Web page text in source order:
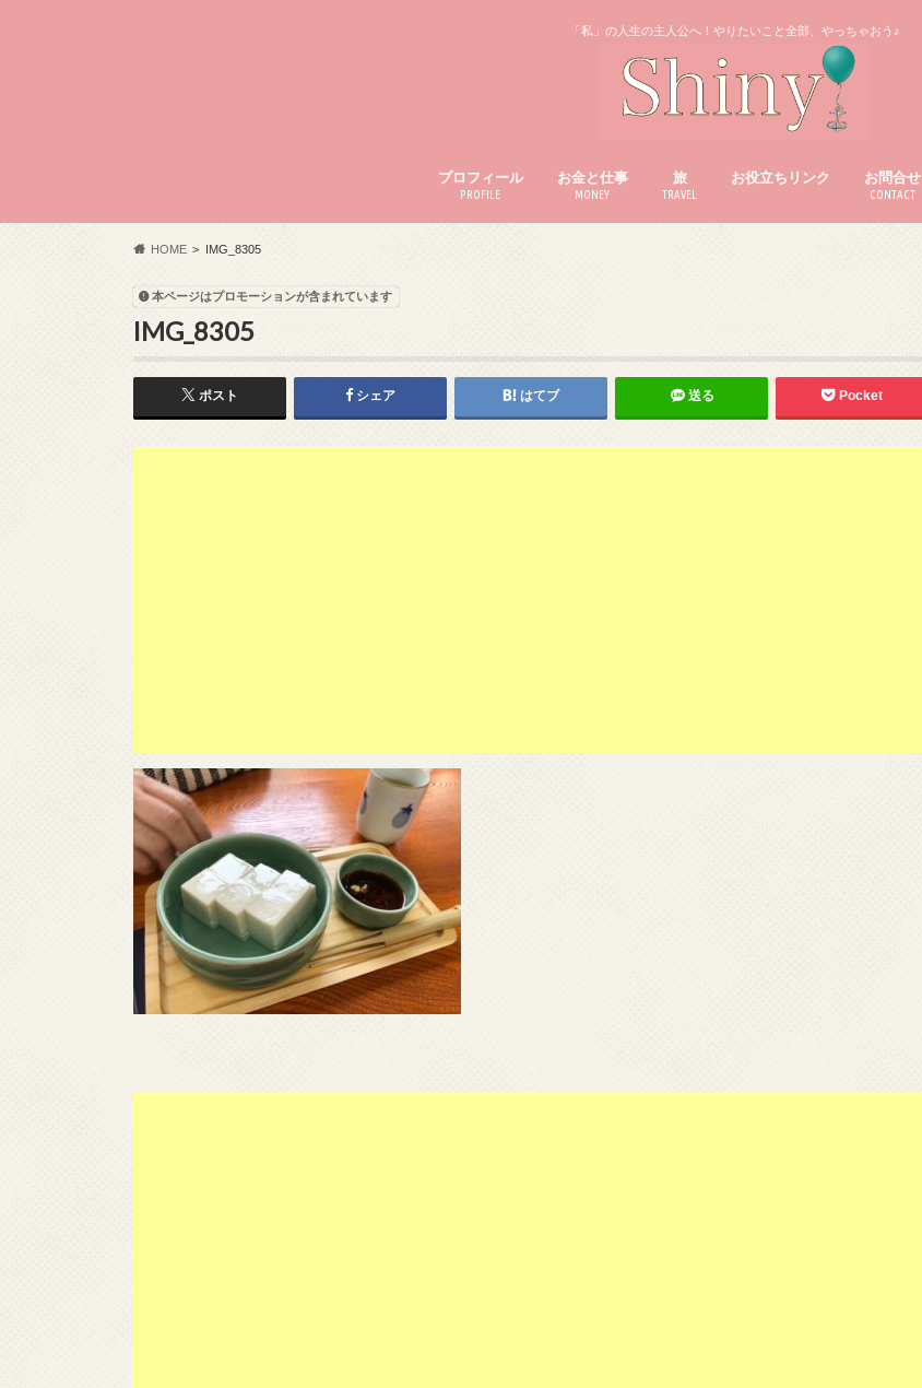
「私」の人生の主人公へ！やりたいこと全部、やっちゃおう♪
プロフィール
PROFILE
お金と仕事
MONEY
旅
TRAVEL
お役立ちリンク お問合せ
CONTACT
HOME IMG_8305
本ページはプロモーションが含まれています
IMG_8305
ポスト シェア はてブ 送る Pocket